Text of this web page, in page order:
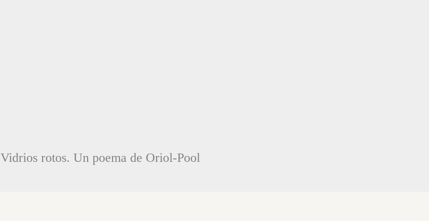
Vidrios rotos. Un poema de Oriol-Pool